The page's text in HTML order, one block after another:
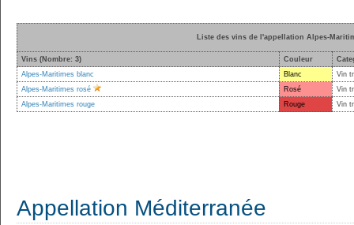
Liste des vins de l'appellation Alpes-
Vins (Nombre: 3) Couleur
Alpes-Maritimes blanc
Blanc
Vin
Alpes-Maritimes rosé
Rosé
Vin
Alpes-Maritimes rouge
Rouge Vin
Appellation Méditerranée